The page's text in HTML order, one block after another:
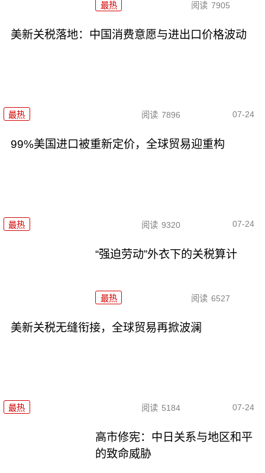
最热 阅读 7905
美新关税落地：中国消费意愿与进出口价格波动
最热 阅读 7896 07-24
99%美国进口被重新定价，全球贸易迎重构
最热 阅读 9320 07-24
“强迫劳动”外衣下的关税算计
最热 阅读 6527
美新关税无缝衔接，全球贸易再掀波澜
最热 阅读 5184 07-24
高市修宪：中日关系与地区和平
的致命威胁